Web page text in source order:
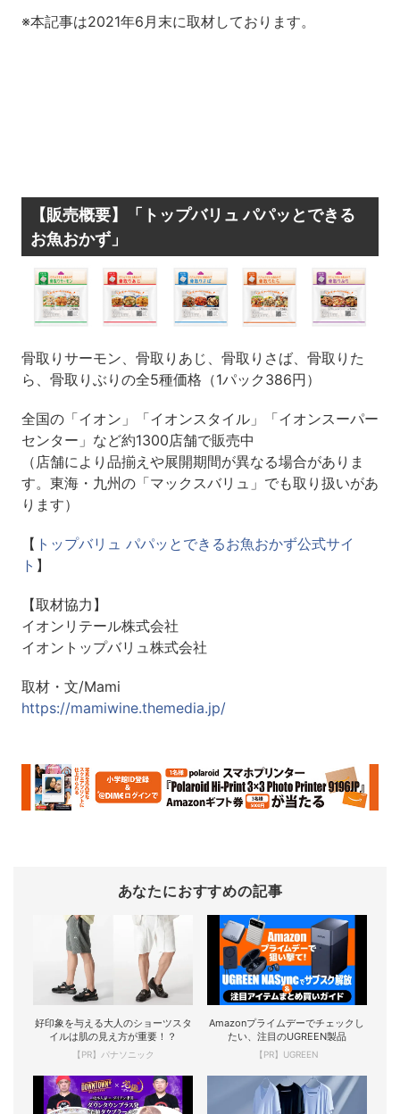
※本記事は2021年6月末に取材しております。
【販売概要】「トップバリュ パパッとできる
お魚おかず」
骨取りサーモン、骨取りあじ、骨取りさば、骨取りた
ら、骨取りぶりの全5種価格（1パック386円）
全国の「イオン」「イオンスタイル」「イオンスーパー
センター」など約1300店舗で販売中
（店舗により品揃えや展開期間が異なる場合がありま
す。東海・九州の「マックスバリュ」でも取り扱いがあ
ります）
【 トップバリュ パパッとできるお魚おかず公式サイ
ト 】
【取材協力】
イオンリテール株式会社
イオントップバリュ株式会社
取材・文/Mami
https://mamiwine.themedia.jp/
あなたにおすすめの記事
好印象を与える大人のショーツスタ
イルは肌の見え方が重要！？
【PR】パナソニック
Amazonプライムデーでチェックし
たい、注目のUGREEN製品
【PR】UGREEN